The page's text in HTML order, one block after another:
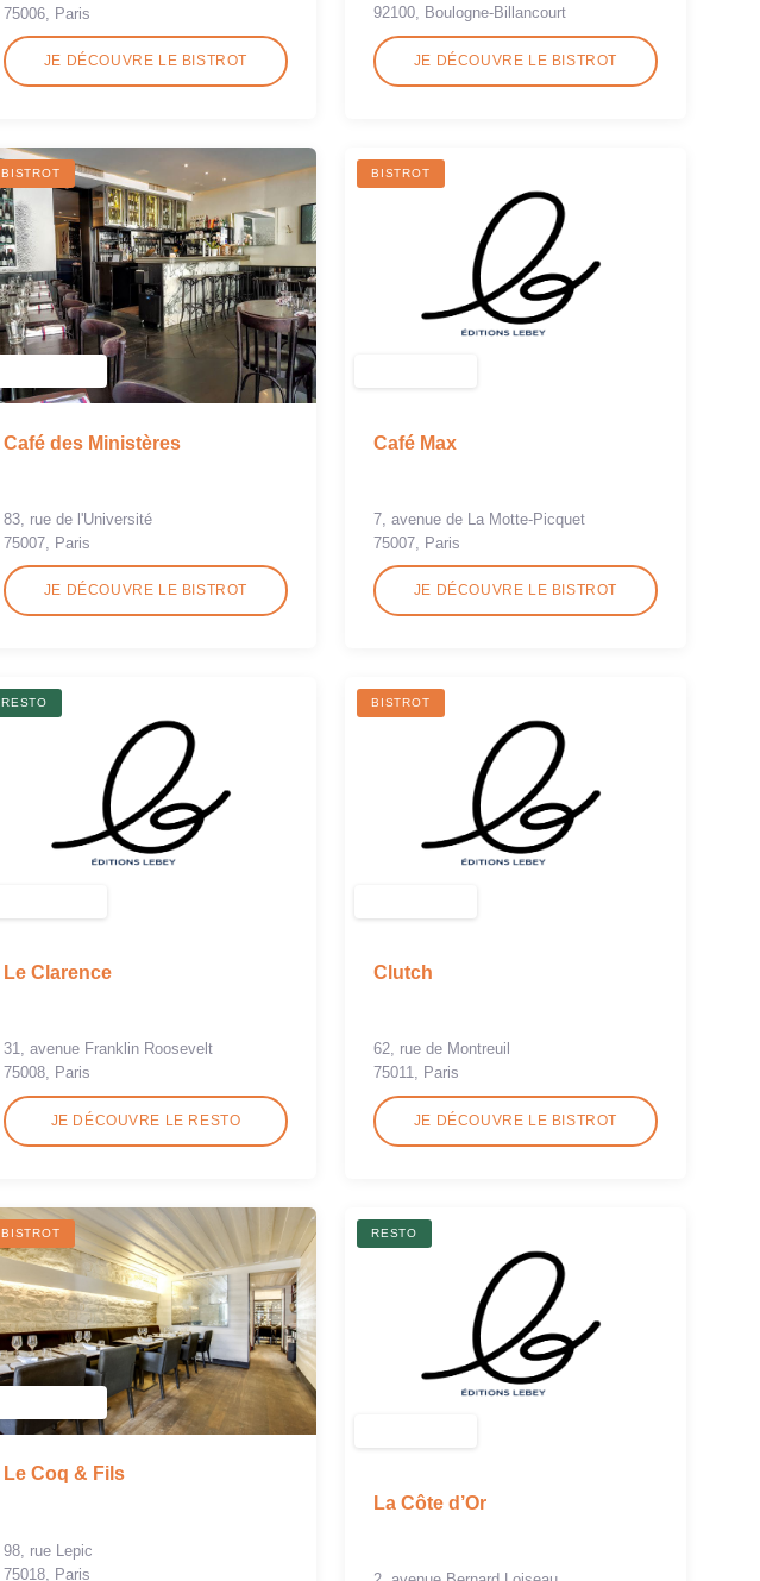
75006, Paris
JE DÉCOUVRE LE BISTROT
92100, Boulogne-Billancourt
JE DÉCOUVRE LE BISTROT
BISTROT
Café des Ministères
83, rue de l'Université
75007, Paris
JE DÉCOUVRE LE BISTROT
BISTROT
Café Max
7, avenue de La Motte-Picquet
75007, Paris
JE DÉCOUVRE LE BISTROT
RESTO
Le Clarence
31, avenue Franklin Roosevelt
75008, Paris
JE DÉCOUVRE LE RESTO
BISTROT
Clutch
62, rue de Montreuil
75011, Paris
JE DÉCOUVRE LE BISTROT
BISTROT
Le Coq & Fils
98, rue Lepic
75018, Paris
RESTO
La Côte d’Or